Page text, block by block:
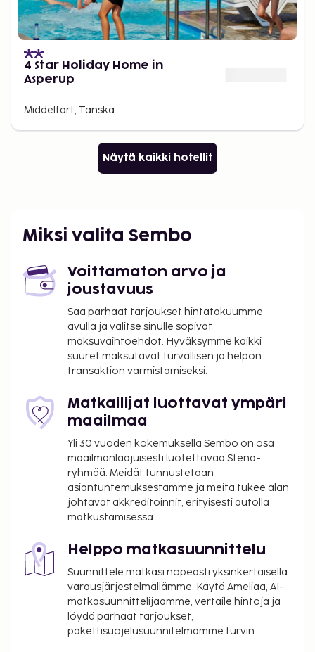
4 Star Holiday Home in
Asperup
Middelfart, Tanska
Näytä kaikki hotellit
Miksi valita Sembo
Voittamaton arvo ja
joustavuus
Saa parhaat tarjoukset hintatakuumme
avulla ja valitse sinulle sopivat
maksuvaihtoehdot. Hyväksymme kaikki
suuret maksutavat turvallisen ja helpon
transaktion varmistamiseksi.
Matkailijat luottavat ympäri
maailmaa
Yli 30 vuoden kokemuksella Sembo on osa
maailmanlaajuisesti luotettavaa Stena-
ryhmää. Meidät tunnustetaan
asiantuntemuksestamme ja meitä tukee alan
johtavat akkreditoinnit, erityisesti autolla
matkustamisessa.
Helppo matkasuunnittelu
Suunnittele matkasi nopeasti yksinkertaisella
varausjärjestelmällämme. Käytä Ameliaa, AI-
matkasuunnittelijaamme, vertaile hintoja ja
löydä parhaat tarjoukset,
pakettisuojelusuunnitelmamme turvin.